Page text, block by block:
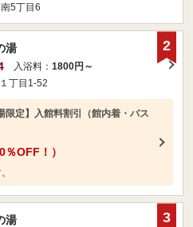
5丁目6
湯
入浴料： 1800円～
丁目1-52
限定】入館料割引（館内着・バス
OFF！）
2
湯
3